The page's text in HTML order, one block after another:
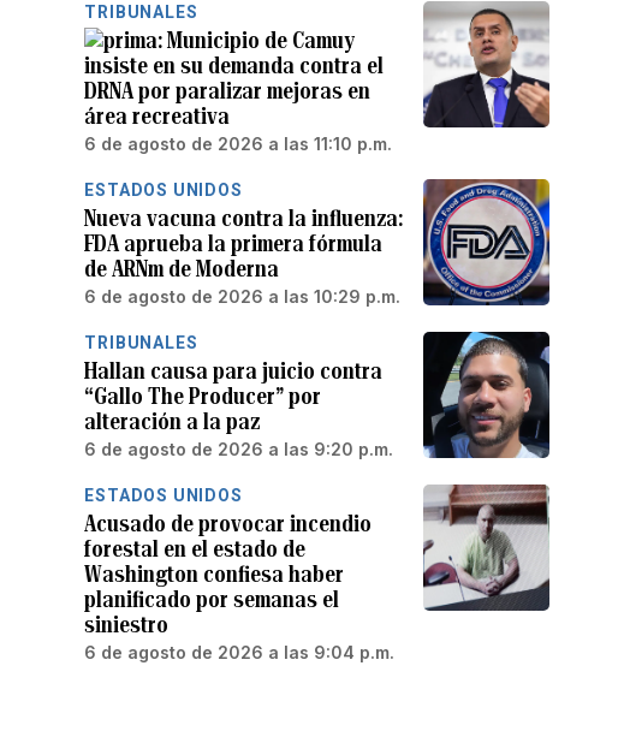
TRIBUNALES
Municipio de Camuy
insiste en su demanda contra el
DRNA por paralizar mejoras en
área recreativa
6 de agosto de 2026 a las 11:10 p.m.
ESTADOS UNIDOS
Nueva vacuna contra la influenza:
FDA aprueba la primera fórmula
de ARNm de Moderna
6 de agosto de 2026 a las 10:29 p.m.
TRIBUNALES
Hallan causa para juicio contra
“Gallo The Producer” por
alteración a la paz
6 de agosto de 2026 a las 9:20 p.m.
ESTADOS UNIDOS
Acusado de provocar incendio
forestal en el estado de
Washington confiesa haber
planificado por semanas el
siniestro
6 de agosto de 2026 a las 9:04 p.m.